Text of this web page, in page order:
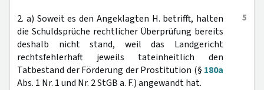
5
2. a) Soweit es den Angeklagten H. betrifft, halten
die Schuldsprüche rechtlicher Überprüfung bereits
deshalb nicht stand, weil das Landgericht
rechtsfehlerhaft jeweils tateinheitlich den
Tatbestand der Förderung der Prostitution (§ 180a
Abs. 1 Nr. 1 und Nr. 2 StGB a. F.) angewandt hat.